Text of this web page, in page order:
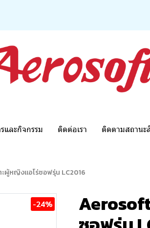
และกิจกรรม ติดต่อเรา ติดตามสถานะ
ผู้หญิงแอโร่ซอฟรุ่น LC2016
-24%